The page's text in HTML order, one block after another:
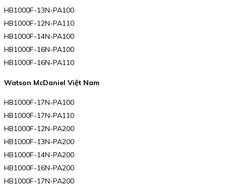
HB1000F-13N-PA100
HB1000F-12N-PA110
HB1000F-14N-PA100
HB1000F-16N-PA100
HB1000F-16N-PA110
Watson McDaniel Việt Nam
HB1000F-17N-PA100
HB1000F-17N-PA110
HB1000F-12N-PA200
HB1000F-13N-PA200
HB1000F-14N-PA200
HB1000F-16N-PA200
HB1000F-17N-PA200